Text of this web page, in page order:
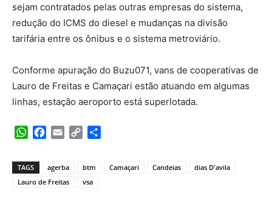
sejam contratados pelas outras empresas do sistema,
redução do ICMS do diesel e mudanças na divisão
tarifária entre os ônibus e o sistema metroviário.
Conforme apuração do Buzu071, vans de cooperativas de
Lauro de Freitas e Camaçari estão atuando em algumas
linhas, estação aeroporto está superlotada.
WhatsApp
Facebook
Email Copy
TAGS agerba btm Camaçari Candeias
dias D'avila
Lauro de Freitas
vsa